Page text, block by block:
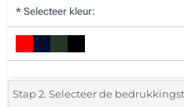
* Selecteer kleur:
Stap 2. Selecteer de